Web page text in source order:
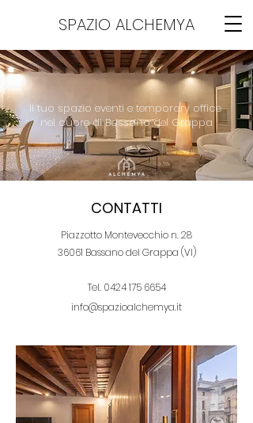
SPAZIO ALCHEMYA
Il tuo spazio eventi e temporary office
nel cuore di Bassano del Grappa
CONTATTI
Piazzotto Montevecchio n. 28
36061 Bassano del Grappa (VI)
Tel. 0424 175 6654
info@spazioalchemya.it